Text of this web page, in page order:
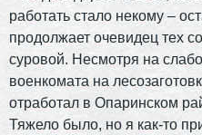
работать стало некому –
продолжает очевидец тех
суровой. Несмотря на
военкомата на
отработал в Опаринском
Тяжело было, но я как-то